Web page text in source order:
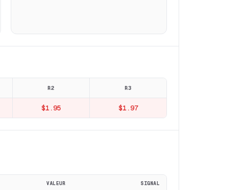
R2 R3
$1.95 $1.97
VALEUR SIGNAL